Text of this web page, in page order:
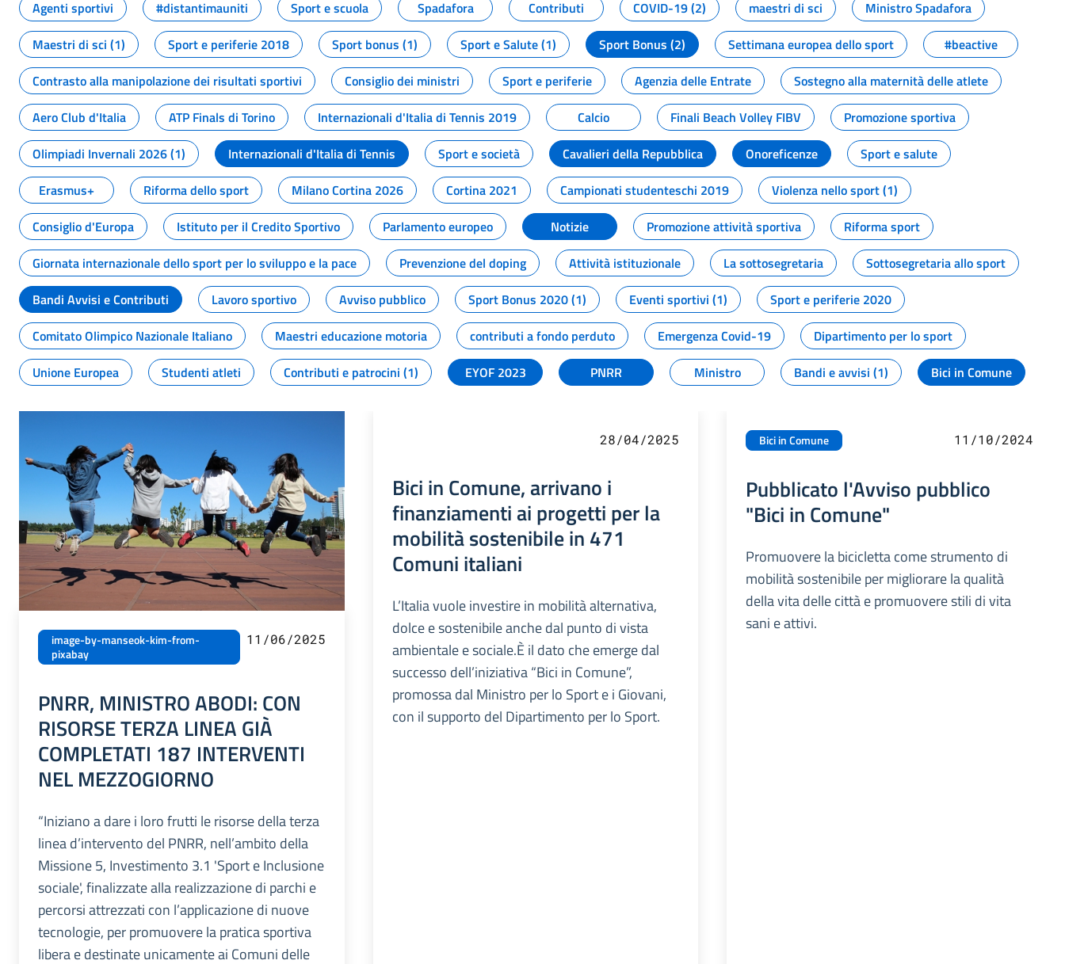
Agenti sportivi
#distantimauniti Sport e scuola Spadafora Contributi COVID-19 (2) maestri di sci
Ministro Spadafora
Maestri di sci (1)
Sport e periferie 2018 Sport bonus (1) Sport e Salute (1) Sport Bonus (2) Settimana europea dello sport
#beactive
Contrasto alla manipolazione dei risultati sportivi
Consiglio dei ministri Sport e periferie Agenzia delle Entrate
Sostegno alla maternità delle atlete
Aero Club d'Italia
ATP Finals di Torino Internazionali d'Italia di Tennis 2019 Calcio Finali Beach Volley FIBV
Promozione sportiva
Olimpiadi Invernali 2026 (1)
Internazionali d'Italia di Tennis Sport e società Cavalieri della Repubblica Onoreficenze
Sport e salute
Erasmus+
Riforma dello sport Milano Cortina 2026 Cortina 2021 Campionati studenteschi 2019
Violenza nello sport (1)
Consiglio d'Europa
Istituto per il Credito Sportivo Parlamento europeo Notizie Promozione attività sportiva
Riforma sport
Giornata internazionale dello sport per lo sviluppo e la pace
Prevenzione del doping Attività istituzionale La sottosegretaria
Sottosegretaria allo sport
Bandi Avvisi e Contributi
Lavoro sportivo Avviso pubblico Sport Bonus 2020 (1) Eventi sportivi (1)
Sport e periferie 2020
Comitato Olimpico Nazionale Italiano
Maestri educazione motoria contributi a fondo perduto Emergenza Covid-19
Dipartimento per lo sport
Unione Europea
Studenti atleti Contributi e patrocini (1) EYOF 2023 PNRR Ministro Bandi e avvisi (1) Bici in Comune
image-by-manseok-kim-from-
pixabay
11/06/2025
PNRR, MINISTRO ABODI: CON
RISORSE TERZA LINEA GIÀ
COMPLETATI 187 INTERVENTI
NEL MEZZOGIORNO
“Iniziano a dare i loro frutti le risorse della terza
linea d’intervento del PNRR, nell’ambito della
Missione 5, Investimento 3.1 'Sport e Inclusione
sociale', finalizzate alla realizzazione di parchi e
percorsi attrezzati con l’applicazione di nuove
tecnologie, per promuovere la pratica sportiva
libera e destinate unicamente ai Comuni delle
28/04/2025
Bici in Comune, arrivano i
finanziamenti ai progetti per la
mobilità sostenibile in 471
Comuni italiani
L’Italia vuole investire in mobilità alternativa,
dolce e sostenibile anche dal punto di vista
ambientale e sociale.È il dato che emerge dal
successo dell’iniziativa “Bici in Comune”,
promossa dal Ministro per lo Sport e i Giovani,
con il supporto del Dipartimento per lo Sport.
Bici in Comune 11/10/2024
Pubblicato l'Avviso pubblico
"Bici in Comune"
Promuovere la bicicletta come strumento di
mobilità sostenibile per migliorare la qualità
della vita delle città e promuovere stili di vita
sani e attivi.